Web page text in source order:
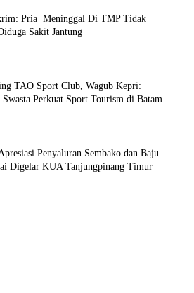
Pria Meninggal Di TMP Tidak
Sakit Jantung
TAO Sport Club, Wagub Kepri:
Perkuat Sport Tourism di Batam
Penyaluran Sembako dan Baju
Digelar KUA Tanjungpinang Timur